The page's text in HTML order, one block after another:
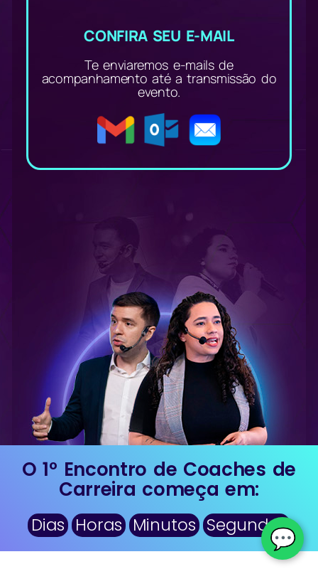
CONFIRA SEU E-MAIL
Te enviaremos e-mails de
acompanhamento até a transmissão do
evento.
O 1º Encontro de Coaches de
Carreira começa em:
Dias Horas Minutos Segundos
💬